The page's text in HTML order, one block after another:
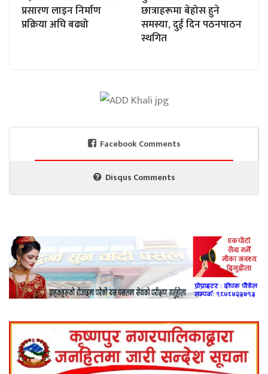
प्रसारण लाइन निर्माण
प्रक्रिया अघि बढ्यो
छात्राहरूमा बेहोस हुने
समस्या, दुई दिन पठनपाठन
स्थगित
Facebook Comments
Disqus Comments